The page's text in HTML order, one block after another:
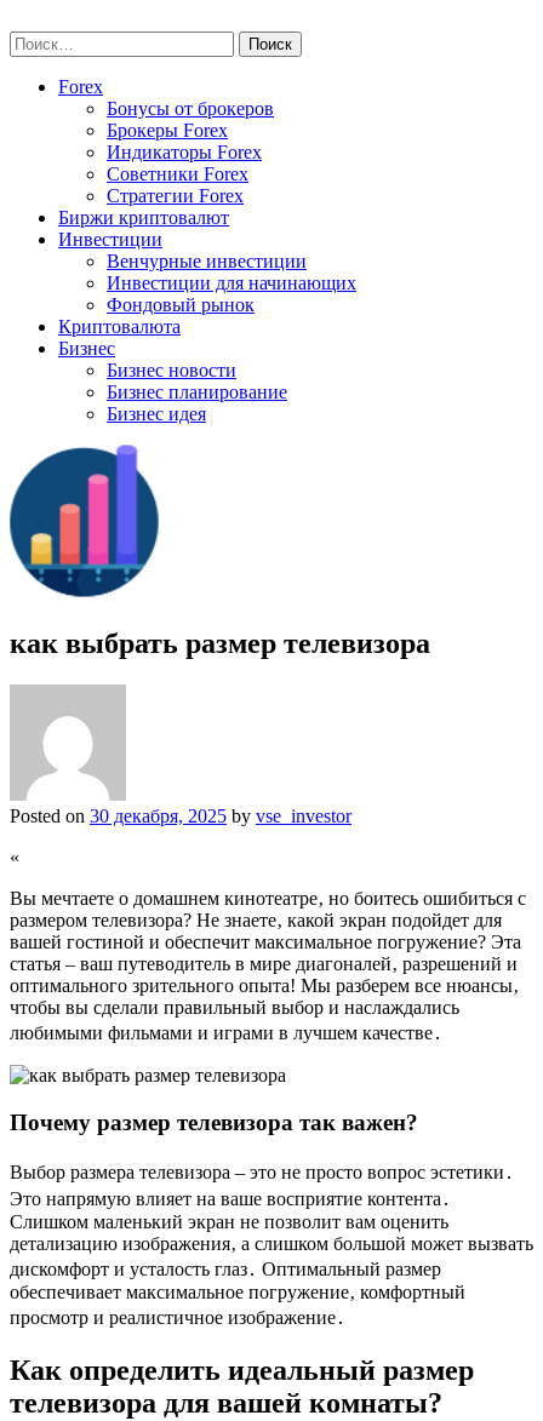
to
content
Найти:
Forex
Бонусы от брокеров
Брокеры Forex
Индикаторы Forex
Советники Forex
Стратегии Forex
Биржи криптовалют
Инвестиции
Венчурные инвестиции
Инвестиции для начинающих
Фондовый рынок
Криптовалюта
Бизнес
Бизнес новости
Бизнес планирование
Бизнес идея
как выбрать размер телевизора
Posted on 30 декабря, 2025 by vse_investor
«
Вы мечтаете о домашнем кинотеатре‚ но боитесь ошибиться с
размером телевизора? Не знаете‚ какой экран подойдет для
вашей гостиной и обеспечит максимальное погружение? Эта
статья – ваш путеводитель в мире диагоналей‚ разрешений и
оптимального зрительного опыта! Мы разберем все нюансы‚
чтобы вы сделали правильный выбор и наслаждались
любимыми фильмами и играми в лучшем качестве․
Почему размер телевизора так важен?
Выбор размера телевизора – это не просто вопрос эстетики․
Это напрямую влияет на ваше восприятие контента․
Слишком маленький экран не позволит вам оценить
детализацию изображения‚ а слишком большой может вызвать
дискомфорт и усталость глаз․ Оптимальный размер
обеспечивает максимальное погружение‚ комфортный
просмотр и реалистичное изображение․
Как определить идеальный размер
телевизора для вашей комнаты?